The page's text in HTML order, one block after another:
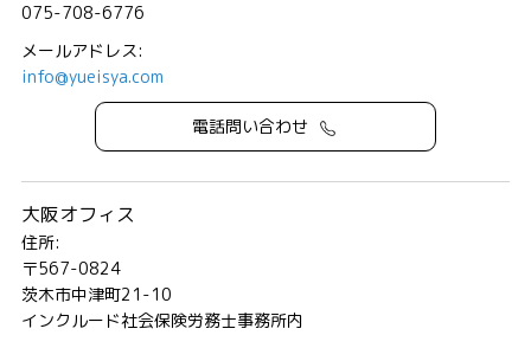
075-708-6776
メールアドレス:
info@yueisya.com
電話問い合わせ
大阪オフィス
住所:
〒567-0824
茨木市中津町21-10
インクルード社会保険労務士事務所内